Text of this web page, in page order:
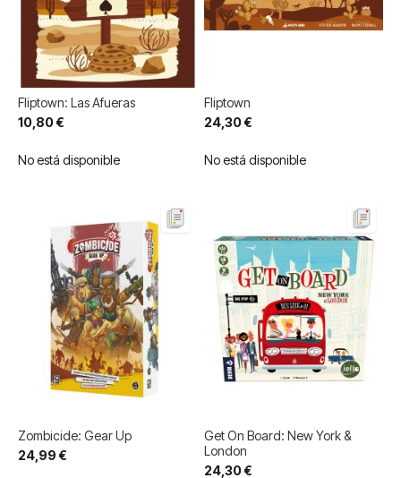
Fliptown: Las Afueras
10,80 €
No está disponible
Fliptown
24,30 €
No está disponible
Zombicide: Gear Up
24,99 €
Get On Board: New York &
London
24,30 €